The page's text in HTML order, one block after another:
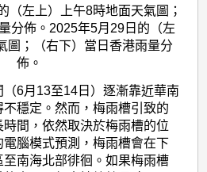
左上）上午8時地面天氣圖；
分佈。2025年5月29日的（左
圖；（右下）當日香港雨量分
佈。
6月13至14日）逐漸靠近華南
穩定。然而，梅雨槽引致的
間，依然取決於梅雨槽的位
腦模式預測，梅雨槽會在下
南海北部徘徊。如果梅雨槽